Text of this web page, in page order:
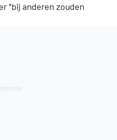
"bij anderen zouden